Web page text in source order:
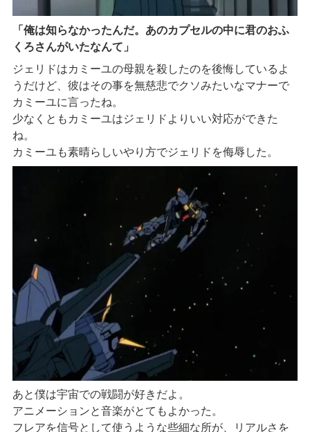
「俺は知らなかったんだ。あのカプセルの中に君のおふ
くろさんがいたなんて」
ジェリドはカミーユの母親を殺したのを後悔しているよ
うだけど、彼はその事を無慈悲でクソみたいなマナーで
カミーユに言ったね。
少なくともカミーユはジェリドよりいい対応ができた
ね。
カミーユも素晴らしいやり方でジェリドを侮辱した。
あと僕は宇宙での戦闘が好きだよ。
アニメーションと音楽がとてもよかった。
フレアを信号として使うような些細な所が、リアルさを